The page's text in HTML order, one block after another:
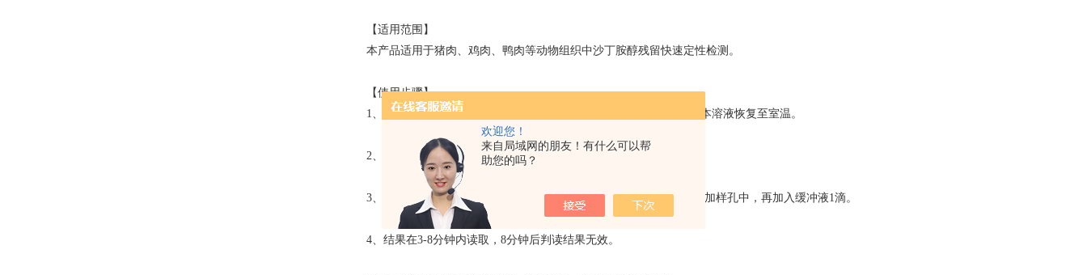
欢迎您！
来自局域网的朋友！有什么可以帮
助您的吗？
【适用范围】
本产品适用于猪肉、鸡肉、鸭肉等动物组织中沙丁胺醇残留快速定性检测。
【使用步骤】
1、在进行测试前先完整阅读使用说明书，使用前将检测卡和待检样本溶液恢复至室温。
2、从包装袋中取出检测卡，将检测卡平放。
3、用滴管吸取离心管中的组织渗出液，加2滴（约30μl）在检测卡的加样孔中，再加入缓冲液1滴。
4、结果在3-8分钟内读取，8分钟后判读结果无效。